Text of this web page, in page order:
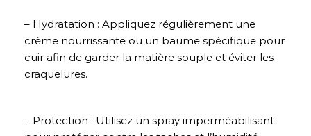
– Hydratation : Appliquez régulièrement une
crème nourrissante ou un baume spécifique pour
cuir afin de garder la matière souple et éviter les
craquelures.
– Protection : Utilisez un spray imperméabilisant